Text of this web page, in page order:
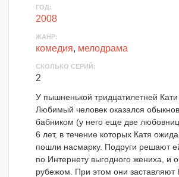
ГОД:
2008
ЖАНР:
комедия, мелодрама
СКОЛЬКО СЕРИЙ:
2
У пышненькой тридцатилетней Кати
Любимый человек оказался
бабником (у него еще две
6 лет, в течение которых Катя
пошли насмарку. Подруги решают
по Интернету выгодного жениха, и
рубежом. При этом они заставляют